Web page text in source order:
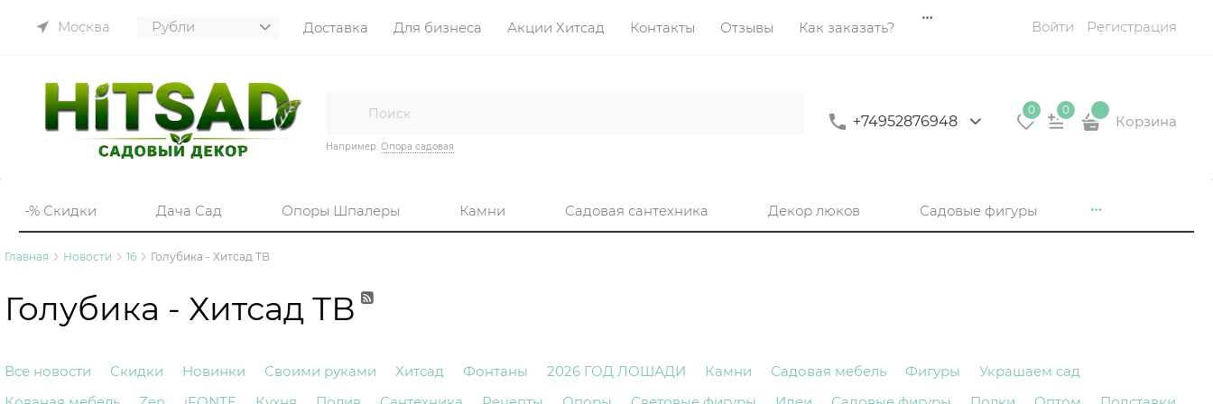
Москва Доставка Для бизнеса Акции Хитсад Контакты Отзывы Как заказать? Войти Регистрация
Например: Опора садовая
+74952876948
0 0
Корзина
-% Скидки Дача Сад Опоры Шпалеры Камни Садовая сантехника Декор люков Садовые фигуры
Главная Новости 16 Голубика - Хитсад ТВ
Голубика - Хитсад ТВ
Все новости Скидки Новинки Своими руками Хитсад Фонтаны 2026 ГОД ЛОШАДИ Камни Садовая мебель Фигуры
Украшаем сад